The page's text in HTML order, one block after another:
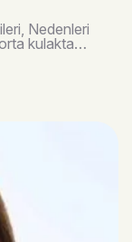
Nedenleri
kulakta